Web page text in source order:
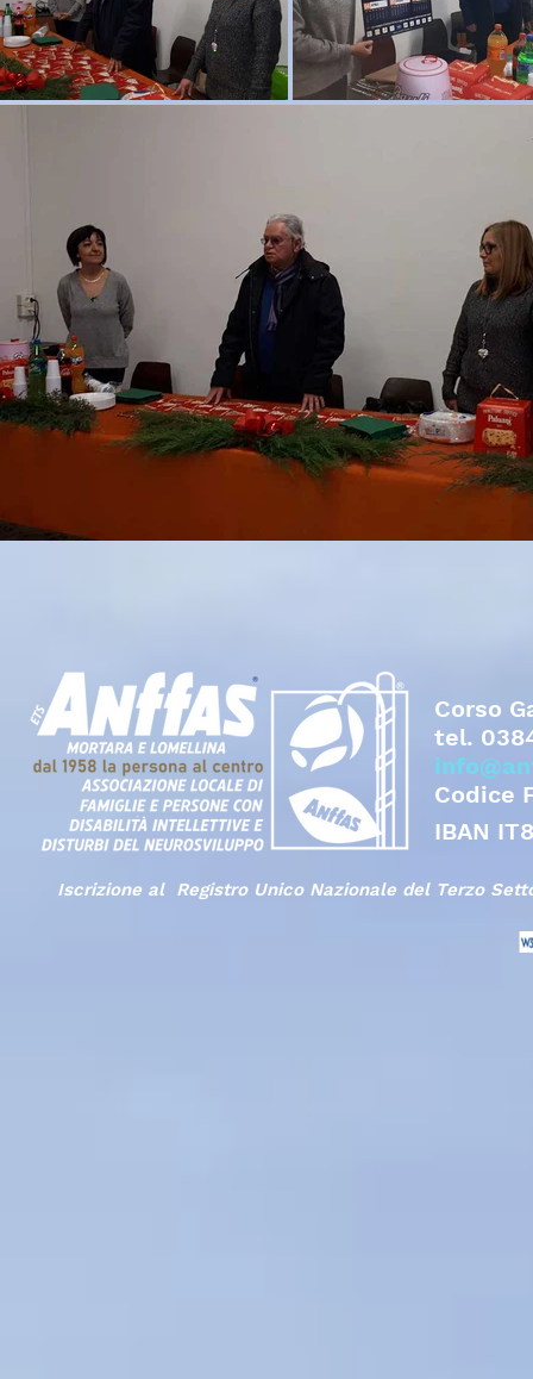
Corso
tel.
Codice
IBAN
Iscrizione al Registro Unico Nazionale del Terzo